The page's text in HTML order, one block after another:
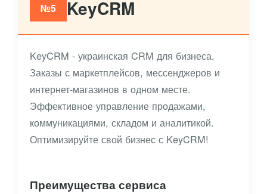
№5 KeyCRM
KeyCRM - украинская CRM для бизнеса.
Заказы с маркетплейсов, мессенджеров и
интернет-магазинов в одном месте.
Эффективное управление продажами,
коммуникациями, складом и аналитикой.
Оптимизируйте свой бизнес с KeyCRM!
Преимущества сервиса